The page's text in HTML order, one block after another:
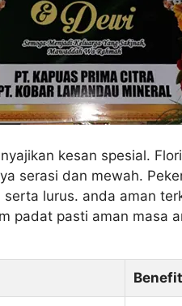
kesan spesial.
serasi dan mewah.
lurus. anda aman
padat pasti aman masa
Benefit